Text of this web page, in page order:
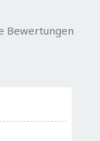
Bewertungen